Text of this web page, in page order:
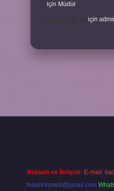
için Müdür
için
Reklam ve İletişim: E-mail:
forumhizmeti@gmail.com